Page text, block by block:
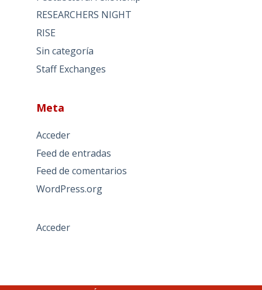
RESEARCHERS NIGHT
RISE
Sin categoría
Staff Exchanges
Meta
Acceder
Feed de entradas
Feed de comentarios
WordPress.org
Acceder